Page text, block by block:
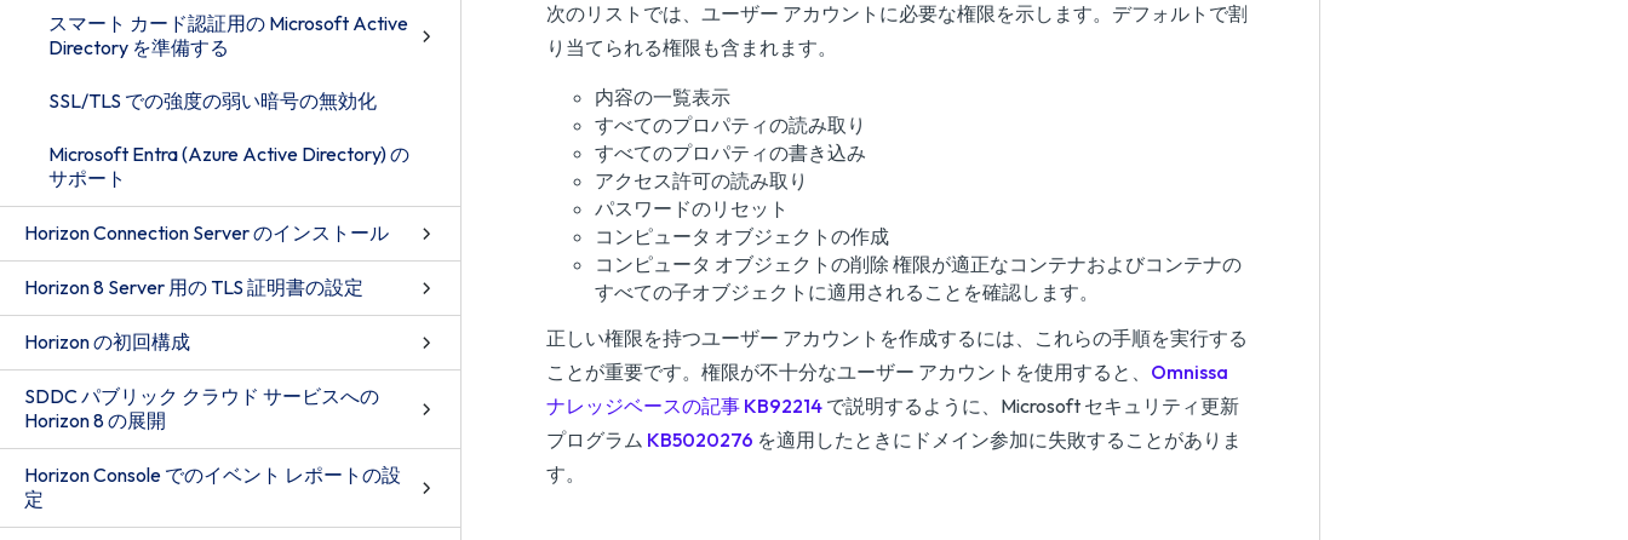
スマート カード認証用の Microsoft Active
Directory を準備する
SSL/TLS での強度の弱い暗号の無効化
Microsoft Entra (Azure Active Directory) の
サポート
Horizon Connection Server のインストール
Horizon 8 Server 用の TLS 証明書の設定
Horizon の初回構成
SDDC パブリック クラウド サービスへの
Horizon 8 の展開
Horizon Console でのイベント レポートの設
定
次のリストでは、ユーザー アカウントに必要な権限を示します。デフォルトで割
り当てられる権限も含まれます。
内容の一覧表示
すべてのプロパティの読み取り
すべてのプロパティの書き込み
アクセス許可の読み取り
パスワードのリセット
コンピュータ オブジェクトの作成
コンピュータ オブジェクトの削除 権限が適正なコンテナおよびコンテナの
すべての子オブジェクトに適用されることを確認します。
正しい権限を持つユーザー アカウントを作成するには、これらの手順を実行する
ことが重要です。権限が不十分なユーザー アカウントを使用すると、 Omnissa
ナレッジベースの記事 KB92214 で説明するように、Microsoft セキュリティ更新
プログラム KB5020276 を適用したときにドメイン参加に失敗することがありま
す。